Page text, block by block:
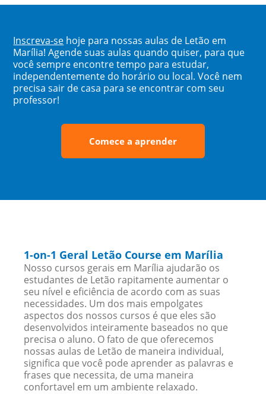
Inscreva-se hoje para nossas aulas de Letão em
Marília! Agende suas aulas quando quiser, para que
você sempre encontre tempo para estudar,
independentemente do horário ou local. Você nem
precisa sair de casa para se encontrar com seu
professor!
Comece a aprender
1-on-1 Geral Letão Course em Marília
Nosso cursos gerais em Marília ajudarão os
estudantes de Letão rapitamente aumentar o
seu nível e eficiência de acordo com as suas
necessidades. Um dos mais empolgates
aspectos dos nossos cursos é que eles são
desenvolvidos inteiramente baseados no que
precisa o aluno. O fato de que oferecemos
nossas aulas de Letão de maneira individual,
significa que você pode aprender as palavras e
frases que necessita, de uma maneira
confortavel em um ambiente relaxado.